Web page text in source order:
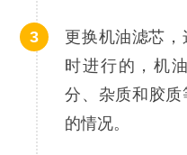
更换机油滤芯，
时进行的，机
分、杂质和胶
的情况。